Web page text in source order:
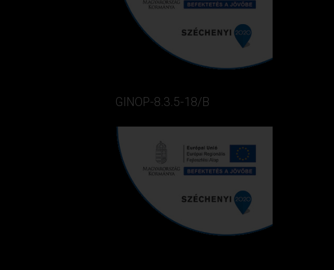
GINOP-8.3.5-18/B